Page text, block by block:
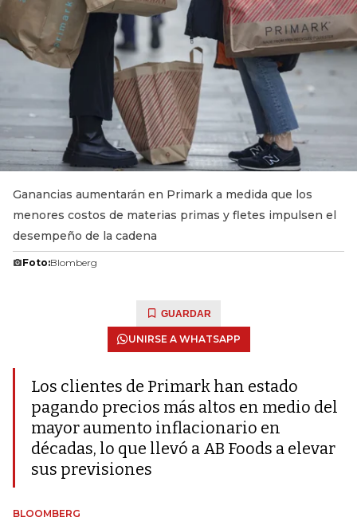
Ganancias aumentarán en Primark a medida que los
menores costos de materias primas y fletes impulsen el
desempeño de la cadena
Foto:Blomberg
GUARDAR
UNIRSE A WHATSAPP
Los clientes de Primark han estado
pagando precios más altos en medio del
mayor aumento inflacionario en
décadas, lo que llevó a AB Foods a elevar
sus previsiones
BLOOMBERG